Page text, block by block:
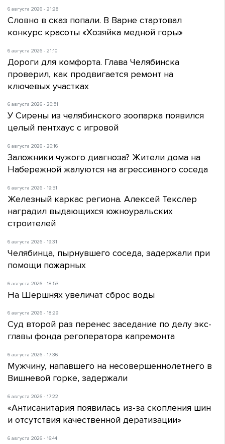
6 августа 2026 - 21:28
Словно в сказ попали. В Варне стартовал
конкурс красоты «Хозяйка медной горы»
6 августа 2026 - 21:10
Дороги для комфорта. Глава Челябинска
проверил, как продвигается ремонт на
ключевых участках
6 августа 2026 - 20:51
У Сирены из челябинского зоопарка появился
целый пентхаус с игровой
6 августа 2026 - 20:16
Заложники чужого диагноза? Жители дома на
Набережной жалуются на агрессивного соседа
6 августа 2026 - 19:51
Железный каркас региона. Алексей Текслер
наградил выдающихся южноуральских
строителей
6 августа 2026 - 19:31
Челябинца, пырнувшего соседа, задержали при
помощи пожарных
6 августа 2026 - 18:53
На Шершнях увеличат сброс воды
6 августа 2026 - 18:29
Суд второй раз перенес заседание по делу экс-
главы фонда регоператора капремонта
6 августа 2026 - 17:36
Мужчину, напавшего на несовершеннолетнего в
Вишневой горке, задержали
6 августа 2026 - 17:22
«Антисанитария появилась из-за скопления шин
и отсутствия качественной дератизации»
6 августа 2026 - 16:44